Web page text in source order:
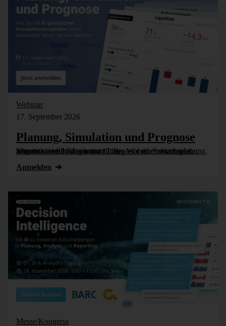
Webinar
17. September 2026
Planung, Simulation und Prognose
Wer nicht weiß, was kommt, muss es vorher durchspielen können – in Simulationsmodellen. Wie das funktioniert, zeigen wir im Webinar am 17. September: Szenarioplanung, Simulation und KI-gestützte [...]
Anmelden
Messe/Kongress